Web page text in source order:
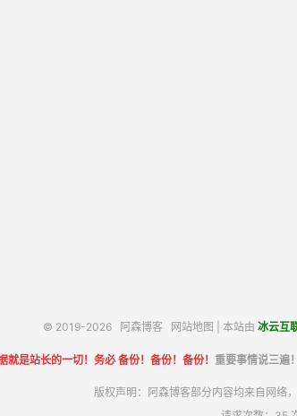
© 2019-2026 阿森博客 网站地图 | 本站由 冰云互
就是站长的一切！务必 备份！备份！备份！ 重要事情说三遍
版权声明：阿森博客部分内容均来自网络